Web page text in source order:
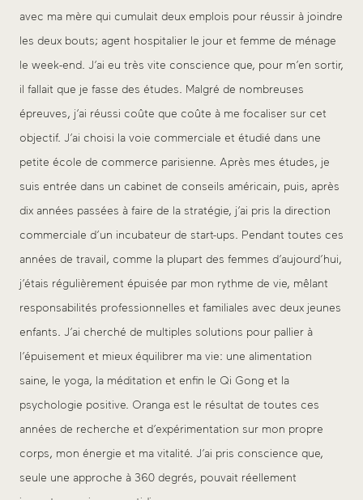
avec ma mère qui cumulait deux emplois pour réussir à joindre
les deux bouts; agent hospitalier le jour et femme de ménage
le week-end. J’ai eu très vite conscience que, pour m’en sortir,
il fallait que je fasse des études. Malgré de nombreuses
épreuves, j’ai réussi coûte que coûte à me focaliser sur cet
objectif. J’ai choisi la voie commerciale et étudié dans une
petite école de commerce parisienne. Après mes études, je
suis entrée dans un cabinet de conseils américain, puis, après
dix années passées à faire de la stratégie, j’ai pris la direction
commerciale d’un incubateur de start-ups. Pendant toutes ces
années de travail, comme la plupart des femmes d’aujourd’hui,
j’étais régulièrement épuisée par mon rythme de vie, mêlant
responsabilités professionnelles et familiales avec deux jeunes
enfants. J’ai cherché de multiples solutions pour pallier à
l’épuisement et mieux équilibrer ma vie: une alimentation
saine, le yoga, la méditation et enfin le Qi Gong et la
psychologie positive. Oranga est le résultat de toutes ces
années de recherche et d’expérimentation sur mon propre
corps, mon énergie et ma vitalité. J’ai pris conscience que,
seule une approche à 360 degrés, pouvait réellement